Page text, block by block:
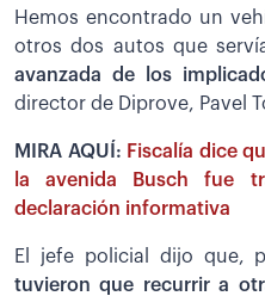
Hemos encontrado un
otros dos autos que
avanzada de los
director de Diprove, Pavel
MIRA AQUÍ: Fiscalía dice
la avenida Busch fue
declaración informativa
El jefe policial dijo que,
tuvieron que recurrir a